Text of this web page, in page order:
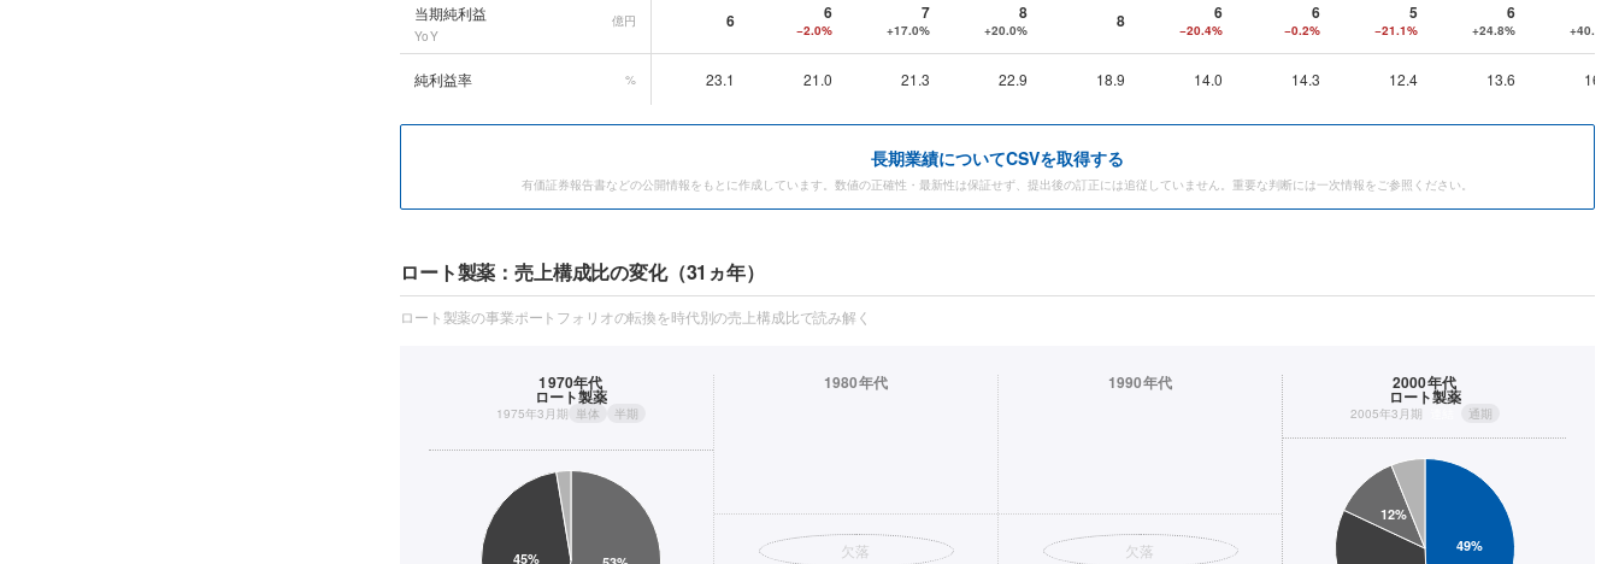
当期純利益
YoY
億円 6 6
−2.0%
7
+17.0%
8
+20.0% 8 6
−20.4%
6
−0.2%
5
−21.1%
6
+24.8% +40.0%
純利益率 % 23.1 21.0 21.3 22.9 18.9 14.0 14.3 12.4 13.6 16.6
長期業績についてCSVを取得する
有価証券報告書などの公開情報をもとに作成しています。数値の正確性・最新性は保証せず、提出後の訂正には追従していません。重要な判断には一次情報をご参照ください。
ロート製薬：売上構成比の変化（31ヵ年）
ロート製薬の事業ポートフォリオの転換を時代別の売上構成比で読み解く
1970年代
ロート製薬
1975年3月期 単体 半期
1980年代
欠落
1990年代
欠落
2000年代
ロート製薬
2005年3月期 通期